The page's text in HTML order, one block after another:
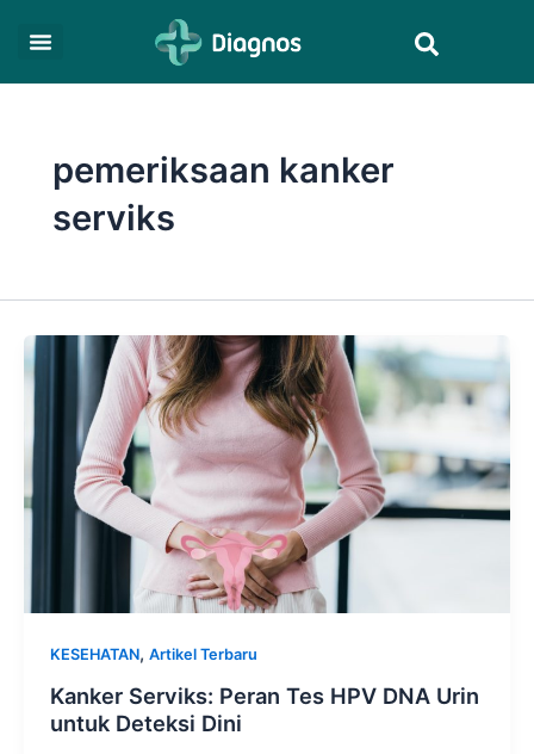
pemeriksaan kanker
serviks
KESEHATAN, Artikel Terbaru
Kanker Serviks: Peran Tes HPV DNA Urin
untuk Deteksi Dini